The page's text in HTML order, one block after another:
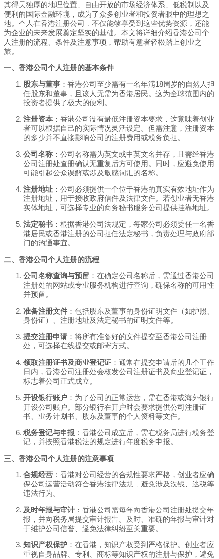
其得天独厚的地理位置、自由开放的市场经济体系、低税制以及
便利的国际金融环境，成为了众多创业者和投资者眼中的理想之
地。个人在香港注册公司，不仅能够享受到这些优势资源，还能
为企业的未来发展奠定坚实的基础。本文将详细介绍香港公司个
人注册的流程、条件及注意事项，帮助有意者轻松踏上创业之
旅。
一、香港公司个人注册的基本条件
股东与董事 ：香港公司至少需有一名年满18周岁的自然人担
任股东和董事，且该人无需为香港居民。这为全球范围内的
投资者提供了极大的便利。
注册资本 ：香港公司没有最低注册资本要求，这意味着创业
者可以根据自己的实际情况灵活设定。但需注意，注册资本
的多少并不直接影响公司的注册费用或税务负担。
公司名称 ：公司名称需为英文或中英文名并存，且需经香港
公司注册处查册确认无重复后方可使用。同时，应避免使用
可能引起公众误解或涉及敏感词汇的名称。
注册地址 ：公司必须提供一个位于香港的真实有效地址作为
注册地址，用于接收政府信件及法律文件。若创业者无香港
实体地址，可选择专业的商务秘书服务公司提供挂靠地址。
法定秘书 ：根据香港公司法规定，每家公司必须委任一名香
港居民或香港注册的公司担任法定秘书，负责处理与政府部
门的沟通事宜。
二、香港公司个人注册的流程
公司名称查询与预留 ：在确定公司名称后，需通过香港公司
注册处的网站或专业服务机构进行查询，确保名称的可用性
并预留。
准备注册文件 ：包括股东及董事的身份证明文件（如护照、
身份证）、注册地址及法定秘书的证明文件等。
提交注册申请 ：将所有准备好的文件提交至香港公司注册
处，可选择在线提交或邮寄方式。
领取注册证书及商业登记证 ：通常在提交申请后的几个工作
日内，香港公司注册处会核发公司注册证书及商业登记证，
标志着公司正式成立。
开设银行账户 ：为了公司的正常运营，需在香港或海外银行
开设公司账户。部分银行在开户时会要求提供公司注册证
书、业务计划书、股东及董事的个人资料等文件。
税务登记与申报 ：香港公司成立后，需在税务局进行税务登
记，并按照香港税法的规定进行年度税务申报。
三、香港公司个人注册的注意事项
合规经营 ：香港对公司经营的合规性要求严格，创业者应确
保公司运营活动符合香港法律法规，避免涉及洗钱、逃税等
违法行为。
及时年报与审计 ：香港公司需每年向香港公司注册处提交年
报，并向税务局提交审计报告。及时、准确的年报与审计对
于维护公司信誉、避免法律纠纷至关重要。
知识产权保护 ：在香港，知识产权受到严格保护。创业者应
重视自身品牌、专利、商标等知识产权的注册与保护，避免